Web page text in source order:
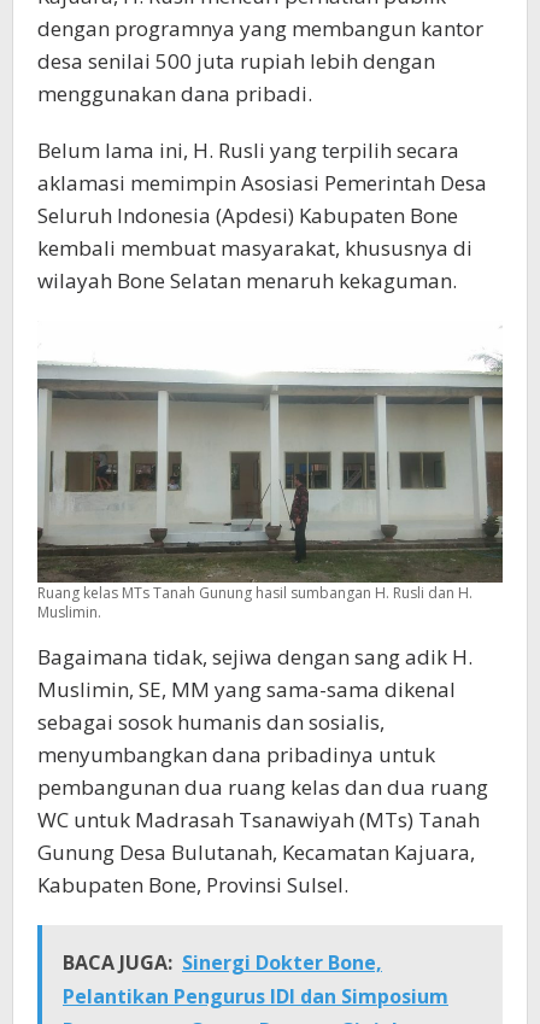
dengan programnya yang membangun kantor
desa senilai 500 juta rupiah lebih dengan
menggunakan dana pribadi.
Belum lama ini, H. Rusli yang terpilih secara
aklamasi memimpin Asosiasi Pemerintah Desa
Seluruh Indonesia (Apdesi) Kabupaten Bone
kembali membuat masyarakat, khususnya di
wilayah Bone Selatan menaruh kekaguman.
Ruang kelas MTs Tanah Gunung hasil sumbangan H. Rusli dan H.
Muslimin.
Bagaimana tidak, sejiwa dengan sang adik H.
Muslimin, SE, MM yang sama-sama dikenal
sebagai sosok humanis dan sosialis,
menyumbangkan dana pribadinya untuk
pembangunan dua ruang kelas dan dua ruang
WC untuk Madrasah Tsanawiyah (MTs) Tanah
Gunung Desa Bulutanah, Kecamatan Kajuara,
Kabupaten Bone, Provinsi Sulsel.
BACA JUGA: Sinergi Dokter Bone,
Pelantikan Pengurus IDI dan Simposium